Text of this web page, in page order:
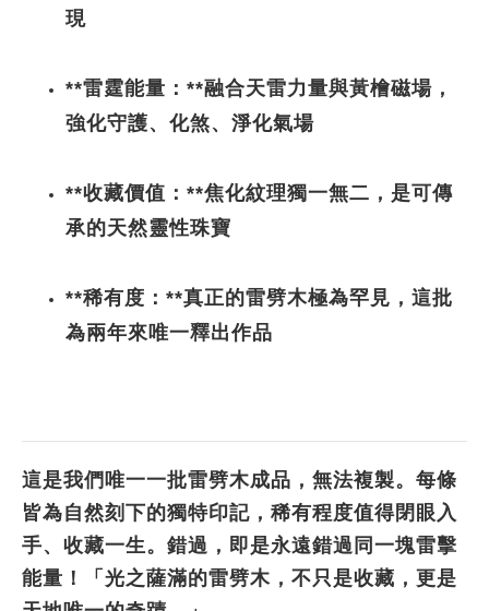
現
**雷霆能量：**融合天雷力量與黃檜磁場，
強化守護、化煞、淨化氣場
**收藏價值：**焦化紋理獨一無二，是可傳
承的天然靈性珠寶
**稀有度：**真正的雷劈木極為罕見，這批
為兩年來唯一釋出作品
這是我們唯一一批雷劈木成品，無法複製。每條
皆為自然刻下的獨特印記，稀有程度值得閉眼入
手、收藏一生。錯過，即是永遠錯過同一塊雷擊
能量！「光之薩滿的雷劈木，不只是收藏，更是